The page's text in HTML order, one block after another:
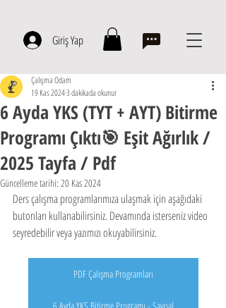
Giriş Yap
6 Ayda YKS (TYT + AYT) Bitirme
Programı Çıktı🎯 Eşit Ağırlık /
2025 Tayfa / Pdf
Çalışma Odam
19 Kas 20243 dakikada okunur
Güncelleme tarihi: 20 Kas 2024
Ders çalışma programlarımıza ulaşmak için aşağıdaki
butonları kullanabilirsiniz. Devamında isterseniz video
seyredebilir veya yazımızı okuyabilirsiniz.
PDF Çalışma Programları